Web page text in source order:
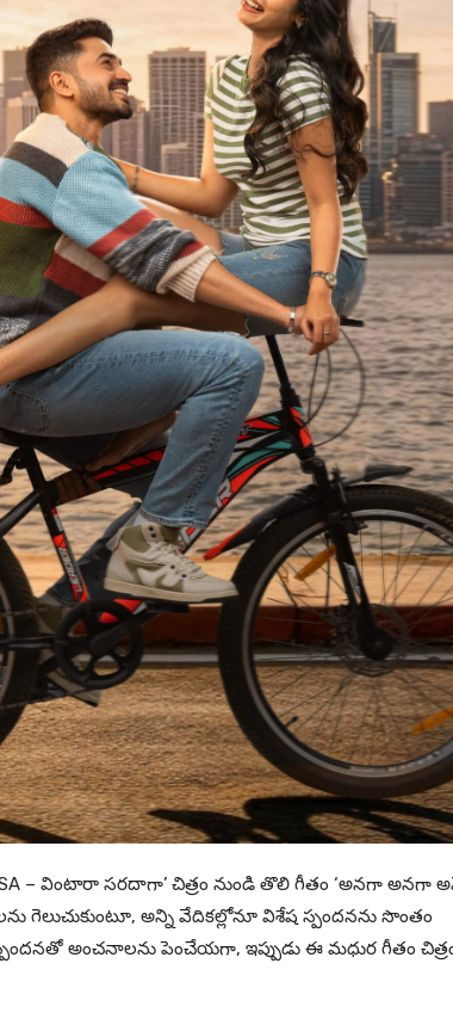
– వింటారా సరదాగా’ చిత్రం నుండి తొలి గీతం ‘అనగా అనగా
గెలుచుకుంటూ, అన్ని వేదికల్లోనూ విశేష స్పందనను సొంతం
అంచనాలను పెంచేయగా, ఇప్పుడు ఈ మధుర గీతం